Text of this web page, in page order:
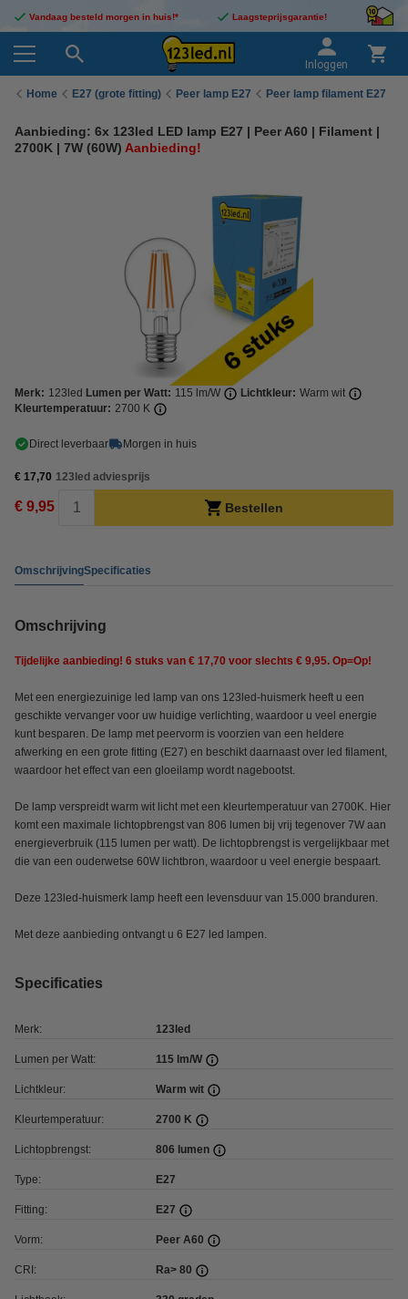
Vandaag besteld morgen in huis!* Laagsteprijsgarantie!
Inloggen
Home E27 (grote fitting) Peer lamp E27 Peer lamp filament E27
Aanbieding: 6x 123led LED lamp E27 | Peer A60 | Filament |
2700K | 7W (60W) Aanbieding!
Merk: 123led Lumen per Watt: 115 lm/W Lichtkleur: Warm wit
Kleurtemperatuur: 2700 K
Direct leverbaar Morgen in huis
€ 17,70 123led adviesprijs
€ 9,95 Bestellen
OmschrijvingSpecificaties
Omschrijving
Tijdelijke aanbieding! 6 stuks van € 17,70 voor slechts € 9,95. Op=Op!
Met een energiezuinige led lamp van ons 123led-huismerk heeft u een
geschikte vervanger voor uw huidige verlichting, waardoor u veel energie
kunt besparen. De lamp met peervorm is voorzien van een heldere
afwerking en een grote fitting (E27) en beschikt daarnaast over led filament,
waardoor het effect van een gloeilamp wordt nagebootst.
De lamp verspreidt warm wit licht met een kleurtemperatuur van 2700K. Hier
komt een maximale lichtopbrengst van 806 lumen bij vrij tegenover 7W aan
energieverbruik (115 lumen per watt). De lichtopbrengst is vergelijkbaar met
die van een ouderwetse 60W lichtbron, waardoor u veel energie bespaart.
Deze 123led-huismerk lamp heeft een levensduur van 15.000 branduren.
Met deze aanbieding ontvangt u 6 E27 led lampen.
Specificaties
Merk: 123led
Lumen per Watt: 115 lm/W
Lichtkleur: Warm wit
Kleurtemperatuur: 2700 K
Lichtopbrengst: 806 lumen
Type: E27
Fitting: E27
Vorm: Peer A60
CRI: Ra> 80